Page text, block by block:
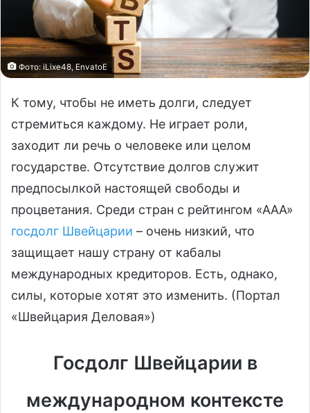
Фото: iLixe48, EnvatoE
К тому, чтобы не иметь долги, следует
стремиться каждому. Не играет роли,
заходит ли речь о человеке или целом
государстве. Отсутствие долгов служит
предпосылкой настоящей свободы и
процветания. Среди стран с рейтингом «ААА»
госдолг Швейцарии – очень низкий, что
защищает нашу страну от кабалы
международных кредиторов. Есть, однако,
силы, которые хотят это изменить. (Портал
«Швейцария Деловая»)
Госдолг Швейцарии в
международном контексте